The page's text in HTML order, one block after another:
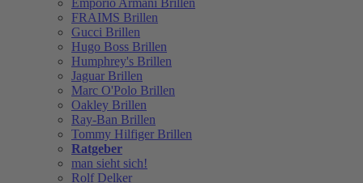
Emporio Armani Brillen
FRAIMS Brillen
Gucci Brillen
Hugo Boss Brillen
Humphrey's Brillen
Jaguar Brillen
Marc O'Polo Brillen
Oakley Brillen
Ray-Ban Brillen
Tommy Hilfiger Brillen
Ratgeber
man sieht sich!
Rolf Delker